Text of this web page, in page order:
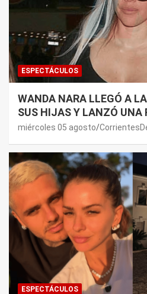
ESPECTÁCULOS
WANDA NARA LLEGÓ A
SUS HIJAS Y LANZÓ UNA
PREMONICIÓN SOBRE
miércoles 05 agosto
ESPECTÁCULOS